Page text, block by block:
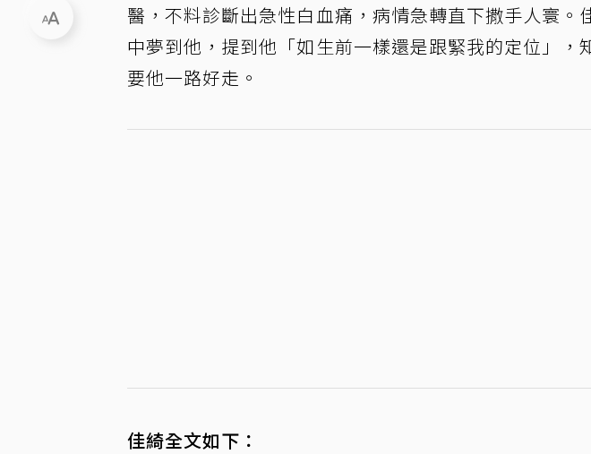
醫，不料診斷出急性白血痛，病情急轉直下撒手人寰。
中夢到他，提到他「如生前一樣還是跟緊我的定位」，
要他一路好走。
佳綺全文如下：